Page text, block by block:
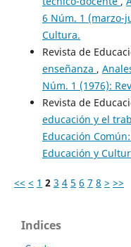
6 Núm. 1 (marzo-
Cultura.
Revista de
enseñanza ,
Núm. 1 (1976):
Revista de
educación y el
Educación
Educación y
<< < 1 2 3 4 5 6 7 8 > >>
Indices